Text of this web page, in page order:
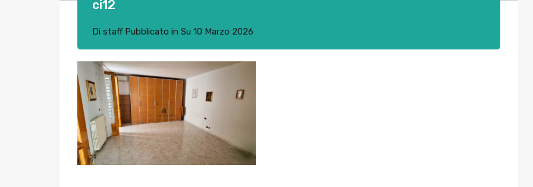
ci12
Di staffPubblicato in Su 10 Marzo 2026